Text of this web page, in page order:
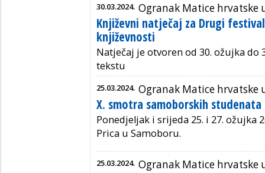
30.03.2024. Ogranak Matice hrvatske
Književni natječaj za Drugi
književnosti
Natječaj je otvoren od 30. ožujka do
tekstu
25.03.2024. Ogranak Matice hrvatske
X. smotra samoborskih studenata
Ponedjeljak i srijeda 25. i 27. ožujka
Prica u Samoboru.
25.03.2024. Ogranak Matice hrvatske